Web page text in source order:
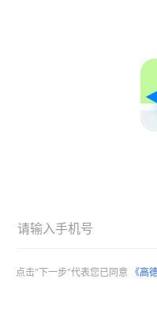
点击"下一步"代表您已同意 《高